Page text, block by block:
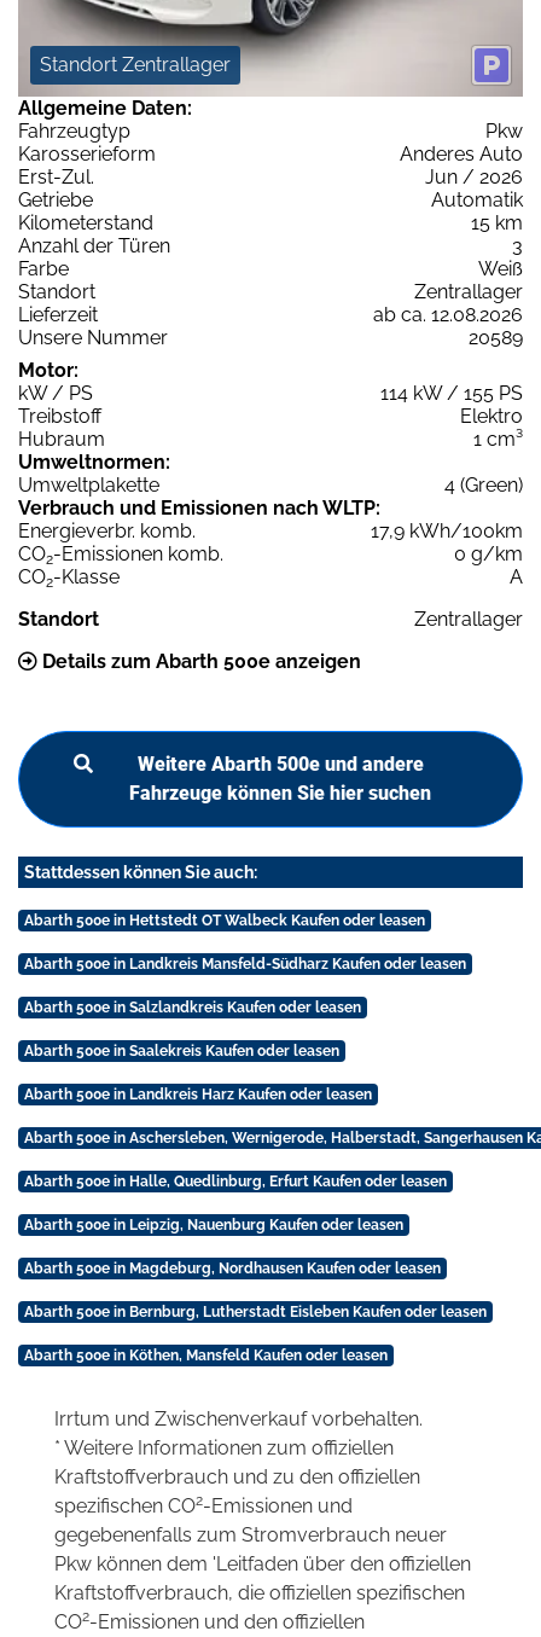
Standort Zentrallager
Allgemeine Daten:
Fahrzeugtyp
Pkw
Karosserieform
Anderes Auto
Erst-Zul.
Jun / 2026
Getriebe
Automatik
Kilometerstand
15 km
Anzahl der Türen
3
Farbe
Weiß
Standort
Zentrallager
Lieferzeit
ab ca. 12.08.2026
Unsere Nummer
20589
Motor:
kW / PS
114 kW / 155 PS
Treibstoff
Elektro
Hubraum
1 cm³
Umweltnormen:
Umweltplakette
4 (Green)
Verbrauch und Emissionen nach WLTP:
Energieverbr. komb.
17,9 kWh/100km
CO2-Emissionen komb.
0 g/km
CO2-Klasse
A
Standort
Zentrallager
Details zum Abarth 500e anzeigen
Weitere Abarth 500e und andere
Fahrzeuge können Sie hier suchen
Stattdessen können Sie auch:
Abarth 500e in Hettstedt OT Walbeck Kaufen oder leasen
Abarth 500e in Landkreis Mansfeld-Südharz Kaufen oder leasen
Abarth 500e in Salzlandkreis Kaufen oder leasen
Abarth 500e in Saalekreis Kaufen oder leasen
Abarth 500e in Landkreis Harz Kaufen oder leasen
Abarth 500e in Aschersleben, Wernigerode, Halberstadt, Sangerhausen
Abarth 500e in Halle, Quedlinburg, Erfurt Kaufen oder leasen
Abarth 500e in Leipzig, Nauenburg Kaufen oder leasen
Abarth 500e in Magdeburg, Nordhausen Kaufen oder leasen
Abarth 500e in Bernburg, Lutherstadt Eisleben Kaufen oder leasen
Abarth 500e in Köthen, Mansfeld Kaufen oder leasen
Irrtum und Zwischenverkauf vorbehalten.
* Weitere Informationen zum offiziellen
Kraftstoffverbrauch und zu den offiziellen
spezifischen CO2-Emissionen und
gegebenenfalls zum Stromverbrauch neuer
Pkw können dem 'Leitfaden über den offiziellen
Kraftstoffverbrauch, die offiziellen spezifischen
CO2-Emissionen und den offiziellen